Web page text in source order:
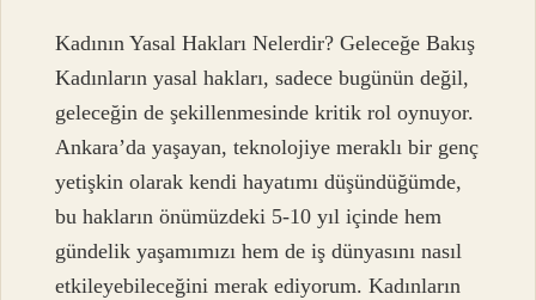
Kadının Yasal Hakları Nelerdir? Geleceğe Bakış
Kadınların yasal hakları, sadece bugünün değil,
geleceğin de şekillenmesinde kritik rol oynuyor.
Ankara’da yaşayan, teknolojiye meraklı bir genç
yetişkin olarak kendi hayatımı düşündüğümde,
bu hakların önümüzdeki 5-10 yıl içinde hem
gündelik yaşamımızı hem de iş dünyasını nasıl
etkileyebileceğini merak ediyorum. Kadınların